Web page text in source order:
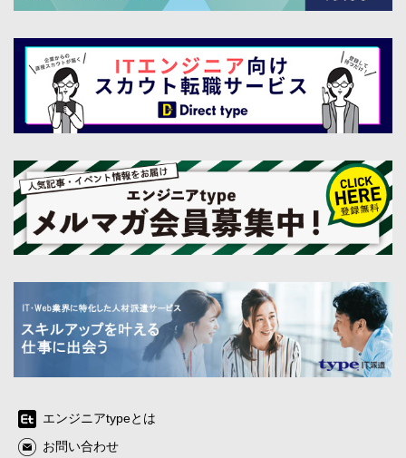
エンジニアtypeとは
お問い合わせ